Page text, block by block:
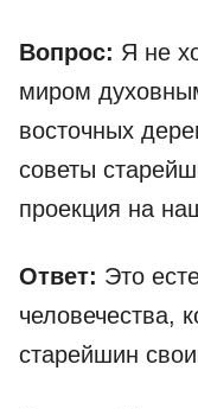
Вопрос: Я не
миром
восточных
советы
проекция на
Ответ: Это
человечества,
старейшин